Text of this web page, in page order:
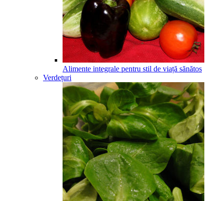
Alimente integrale pentru stil de viață sănătos
Verdețuri